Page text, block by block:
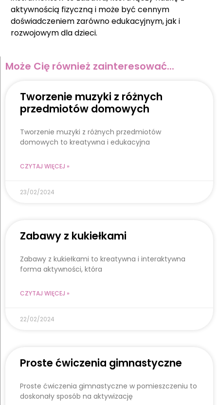
aktywnością fizyczną i może być cennym
doświadczeniem zarówno edukacyjnym, jak i
rozwojowym dla dzieci.
Może Cię również zainteresować...
Tworzenie muzyki z różnych
przedmiotów domowych
Tworzenie muzyki z różnych przedmiotów
domowych to kreatywna i edukacyjna
CZYTAJ WIĘCEJ »
23/02/2024
Zabawy z kukiełkami
Zabawy z kukiełkami to kreatywna i interaktywna
forma aktywności, która
CZYTAJ WIĘCEJ »
22/02/2024
Proste ćwiczenia gimnastyczne
Proste ćwiczenia gimnastyczne w pomieszczeniu to
doskonały sposób na aktywizację